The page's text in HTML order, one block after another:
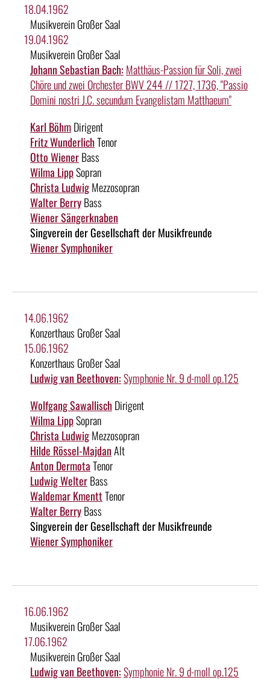
18.04.1962
Musikverein Großer Saal
19.04.1962
Musikverein Großer Saal
Johann Sebastian Bach: Matthäus-Passion für Soli, zwei
Chöre und zwei Orchester BWV 244 // 1727, 1736, "Passio
Domini nostri J.C. secundum Evangelistam Matthaeum"
Karl BöhmDirigent
Fritz WunderlichTenor
Otto WienerBass
Wilma LippSopran
Christa LudwigMezzosopran
Walter BerryBass
Wiener Sängerknaben
Singverein der Gesellschaft der Musikfreunde
Wiener Symphoniker
14.06.1962
Konzerthaus Großer Saal
15.06.1962
Konzerthaus Großer Saal
Ludwig van Beethoven:Symphonie Nr. 9 d-moll op.125
Wolfgang SawallischDirigent
Wilma LippSopran
Christa LudwigMezzosopran
Hilde Rössel-MajdanAlt
Anton DermotaTenor
Ludwig WelterBass
Waldemar KmenttTenor
Walter BerryBass
Singverein der Gesellschaft der Musikfreunde
Wiener Symphoniker
16.06.1962
Musikverein Großer Saal
17.06.1962
Musikverein Großer Saal
Ludwig van Beethoven:Symphonie Nr. 9 d-moll op.125